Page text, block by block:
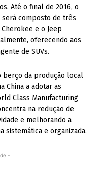
Até o final de 2016, o
será composto de três
e o Jeep
oferecendo aos
de SUVs.
berço da produção local
China a adotar as
Class Manufacturing
na redução de
e melhorando a
sistemática e organizada.
-